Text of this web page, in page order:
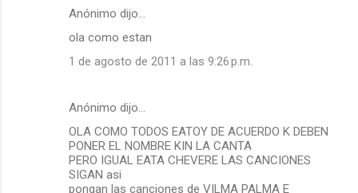
Anónimo dijo…
ola como estan
1 de agosto de 2011 a las 9:26 p.m.
Anónimo dijo…
OLA COMO TODOS EATOY DE ACUERDO K DEBEN
PONER EL NOMBRE KIN LA CANTA
PERO IGUAL EATA CHEVERE LAS CANCIONES
SIGAN asi
pongan las canciones de VILMA PALMA E